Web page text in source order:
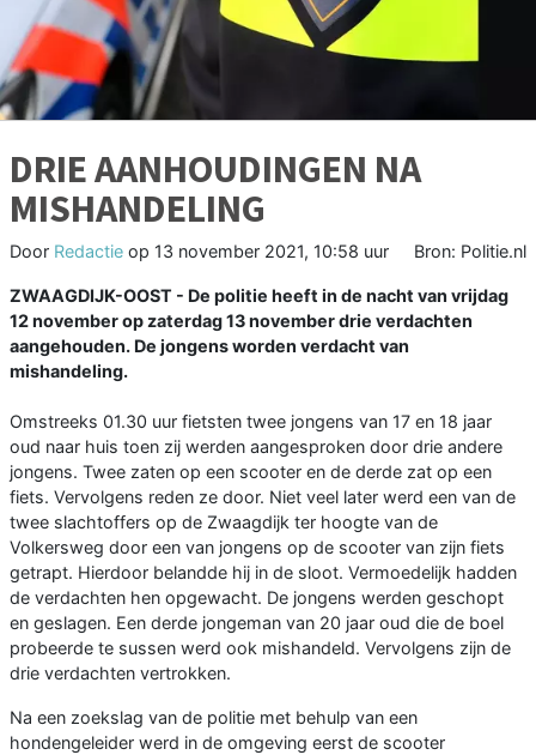
DRIE AANHOUDINGEN NA
MISHANDELING
Door Redactie op 13 november 2021, 10:58 uur Bron: Politie.nl
ZWAAGDIJK-OOST - De politie heeft in de nacht van vrijdag
12 november op zaterdag 13 november drie verdachten
aangehouden. De jongens worden verdacht van
mishandeling.
Omstreeks 01.30 uur fietsten twee jongens van 17 en 18 jaar
oud naar huis toen zij werden aangesproken door drie andere
jongens. Twee zaten op een scooter en de derde zat op een
fiets. Vervolgens reden ze door. Niet veel later werd een van de
twee slachtoffers op de Zwaagdijk ter hoogte van de
Volkersweg door een van jongens op de scooter van zijn fiets
getrapt. Hierdoor belandde hij in de sloot. Vermoedelijk hadden
de verdachten hen opgewacht. De jongens werden geschopt
en geslagen. Een derde jongeman van 20 jaar oud die de boel
probeerde te sussen werd ook mishandeld. Vervolgens zijn de
drie verdachten vertrokken.
Na een zoekslag van de politie met behulp van een
hondengeleider werd in de omgeving eerst de scooter